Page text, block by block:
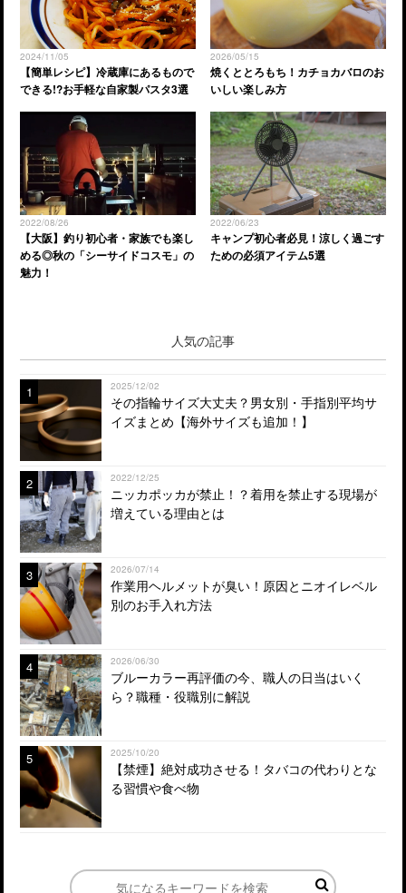
2024/11/05
【簡単レシピ】冷蔵庫にあるもので
できる!?お手軽な自家製パスタ3選
2026/05/15
焼くととろもち！カチョカバロのお
いしい楽しみ方
2022/08/26
【大阪】釣り初心者・家族でも楽し
める◎秋の「シーサイドコスモ」の
魅力！
2022/06/23
キャンプ初心者必見！涼しく過ごす
ための必須アイテム5選
人気の記事
1 2025/12/02
その指輪サイズ大丈夫？男女別・手指別平均サ
イズまとめ【海外サイズも追加！】
2 2022/12/25
ニッカポッカが禁止！？着用を禁止する現場が
増えている理由とは
3 2026/07/14
作業用ヘルメットが臭い！原因とニオイレベル
別のお手入れ方法
4 2026/06/30
ブルーカラー再評価の今、職人の日当はいく
ら？職種・役職別に解説
5 2025/10/20
【禁煙】絶対成功させる！タバコの代わりとな
る習慣や食べ物